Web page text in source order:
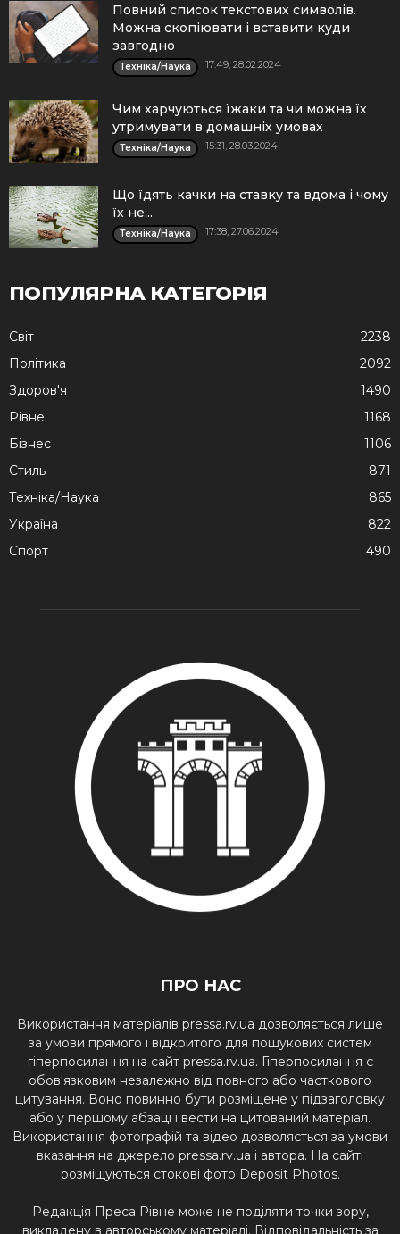
Повний список текстових символів.
Можна скопіювати і вставити куди
завгодно
Техніка/Наука 17:49, 28.02.2024
Чим харчуються їжаки та чи можна їх
утримувати в домашніх умовах
Техніка/Наука 15:31, 28.03.2024
Що їдять качки на ставку та вдома і чому
їх не...
Техніка/Наука 17:38, 27.06.2024
ПОПУЛЯРНА КАТЕГОРІЯ
Cвіт
2238
Політика
2092
Здоров'я
1490
Рівне
1168
Бізнес
1106
Стиль
871
Техніка/Наука
865
Україна
822
Спорт
490
ПРО НАС
Використання матеріалів pressa.rv.ua дозволяється лише
за умови прямого і відкритого для пошукових систем
гіперпосилання на сайт pressa.rv.ua. Гіперпосилання є
обов'язковим незалежно від повного або часткового
цитування. Воно повинно бути розміщене у підзаголовку
або у першому абзаці і вести на цитований матеріал.
Використання фотографій та відео дозволяється за умови
вказання на джерело pressa.rv.ua і автора. На сайті
розміщуються стокові фото Deposit Photos.
Редакція Преса Рівне може не поділяти точки зору,
викладену в авторському матеріалі. Відповідальність за